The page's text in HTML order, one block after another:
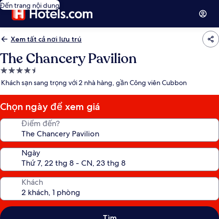
Đến trang nội dung
Xem tất cả nơi lưu trú
The Chancery Pavilion
Nơi
lưu
4.5
sao
Khách sạn sang trọng với 2 nhà hàng, gần Công viên Cubbon
Chọn ngày để xem giá
Điểm đến?
Ngày
Khách